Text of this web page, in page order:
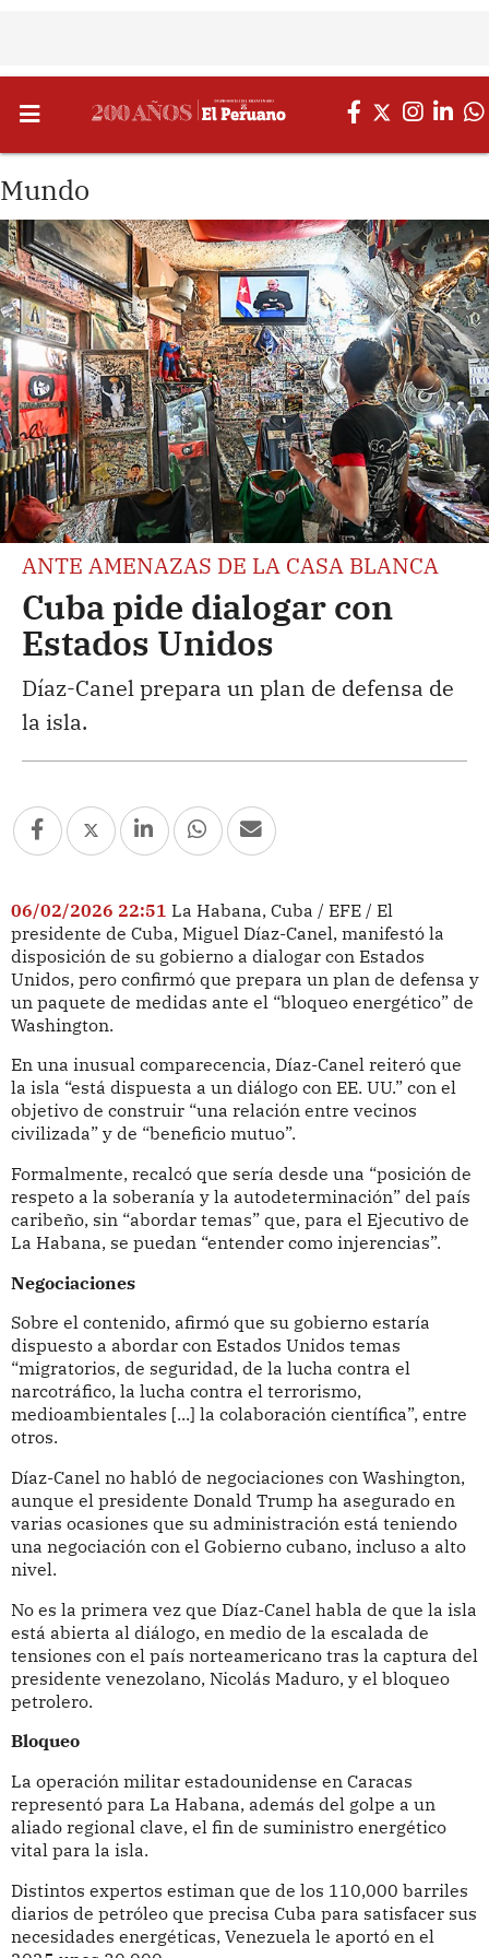
Mundo
ANTE AMENAZAS DE LA CASA BLANCA
Cuba pide dialogar con
Estados Unidos
Díaz-Canel prepara un plan de defensa de
la isla.
06/02/2026 22:51 La Habana, Cuba / EFE / El
presidente de Cuba, Miguel Díaz-Canel, manifestó la
disposición de su gobierno a dialogar con Estados
Unidos, pero confirmó que prepara un plan de defensa y
un paquete de medidas ante el “bloqueo energético” de
Washington.
En una inusual comparecencia, Díaz-Canel reiteró que
la isla “está dispuesta a un diálogo con EE. UU.” con el
objetivo de construir “una relación entre vecinos
civilizada” y de “beneficio mutuo”.
Formalmente, recalcó que sería desde una “posición de
respeto a la soberanía y la autodeterminación” del país
caribeño, sin “abordar temas” que, para el Ejecutivo de
La Habana, se puedan “entender como injerencias”.
Negociaciones
Sobre el contenido, afirmó que su gobierno estaría
dispuesto a abordar con Estados Unidos temas
“migratorios, de seguridad, de la lucha contra el
narcotráfico, la lucha contra el terrorismo,
medioambientales [...] la colaboración científica”, entre
otros.
Díaz-Canel no habló de negociaciones con Washington,
aunque el presidente Donald Trump ha asegurado en
varias ocasiones que su administración está teniendo
una negociación con el Gobierno cubano, incluso a alto
nivel.
No es la primera vez que Díaz-Canel habla de que la isla
está abierta al diálogo, en medio de la escalada de
tensiones con el país norteamericano tras la captura del
presidente venezolano, Nicolás Maduro, y el bloqueo
petrolero.
Bloqueo
La operación militar estadounidense en Caracas
representó para La Habana, además del golpe a un
aliado regional clave, el fin de suministro energético
vital para la isla.
Distintos expertos estiman que de los 110,000 barriles
diarios de petróleo que precisa Cuba para satisfacer sus
necesidades energéticas, Venezuela le aportó en el